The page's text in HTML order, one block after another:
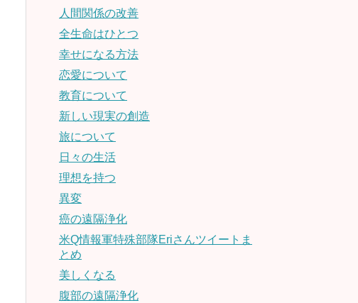
人間関係の改善
全生命はひとつ
幸せになる方法
恋愛について
教育について
新しい現実の創造
旅について
日々の生活
理想を持つ
異変
癌の遠隔浄化
米Q情報軍特殊部隊Eriさんツイートま
とめ
美しくなる
腹部の遠隔浄化